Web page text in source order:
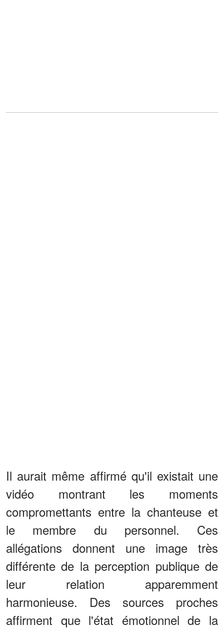
Il aurait même affirmé qu'il existait une
vidéo montrant les moments
compromettants entre la chanteuse et
le membre du personnel. Ces
allégations donnent une image très
différente de la perception publique de
leur relation apparemment
harmonieuse. Des sources proches
affirment que l'état émotionnel de la